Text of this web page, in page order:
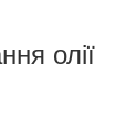
олії